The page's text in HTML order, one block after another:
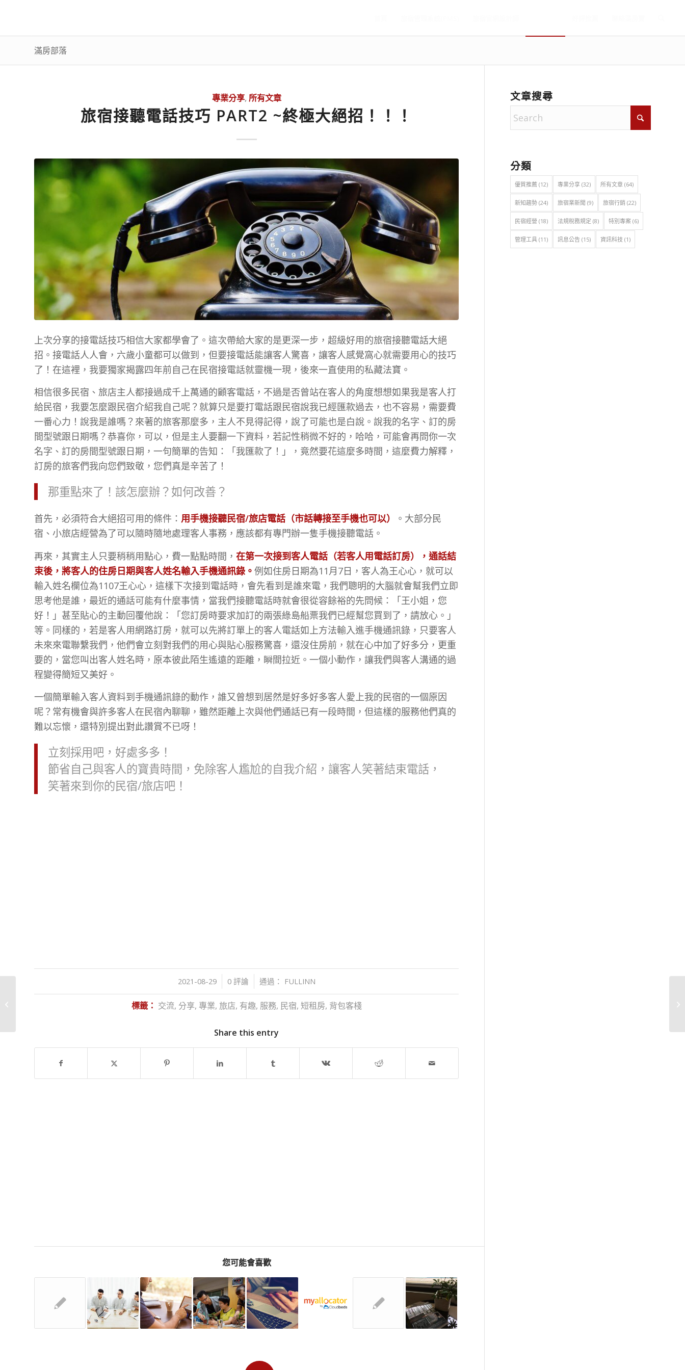
滿房部落
專業分享, 所有文章
旅宿接聽電話技巧 PART2 ~終極大絕招！！！
上次分享的接電話技巧相信大家都學會了。這次帶給大家的是更深一步，超級好用的旅宿接聽電話大絕
招。接電話人人會，六歲小童都可以做到，但要接電話能讓客人驚喜，讓客人感覺窩心就需要用心的技巧
了！在這裡，我要獨家揭露四年前自己在民宿接電話就靈機一現，後來一直使用的私藏法寶。
相信很多民宿、旅店主人都接過成千上萬通的顧客電話，不過是否曾站在客人的角度想想如果我是客人打
給民宿，我要怎麼跟民宿介紹我自己呢？就算只是要打電話跟民宿說我已經匯款過去，也不容易，需要費
一番心力！說我是誰嗎？來著的旅客那麼多，主人不見得記得，說了可能也是白說。說我的名字、訂的房
間型號跟日期嗎？恭喜你，可以，但是主人要翻一下資料，若記性稍微不好的，哈哈，可能會再問你一次
名字、訂的房間型號跟日期，一句簡單的告知：「我匯款了！」，竟然要花這麼多時間，這麼費力解釋，
訂房的旅客們我向您們致敬，您們真是辛苦了！
那重點來了！該怎麼辦？如何改善？
首先，必須符合大絕招可用的條件： 用手機接聽民宿/旅店電話（市話轉接至手機也可以）
。大部分民
宿、小旅店經營為了可以隨時隨地處理客人事務，應該都有專門辦一隻手機接聽電話。
再來，其實主人只要稍稍用點心，費一點點時間， 在第一次接到客人電話（若客人用電話訂房），通話結
束後，將客人的住房日期與客人姓名輸入手機通訊錄。 例如住房日期為11月7日，客人為王心心，就可以
輸入姓名欄位為1107王心心，這樣下次接到電話時，會先看到是誰來電，我們聰明的大腦就會幫我們立即
思考他是誰，最近的通話可能有什麼事情，當我們接聽電話時就會很從容餘裕的先問候：「王小姐，您
好！」甚至貼心的主動回覆他說：「您訂房時要求加訂的兩張綠島船票我們已經幫您買到了，請放心。」
等。同樣的，若是客人用網路訂房，就可以先將訂單上的客人電話如上方法輸入進手機通訊錄，只要客人
未來來電聯繫我們，他們會立刻對我們的用心與貼心服務驚喜，還沒住房前，就在心中加了好多分，更重
要的，當您叫出客人姓名時，原本彼此陌生遙遠的距離，瞬間拉近。一個小動作，讓我們與客人溝通的過
程變得簡短又美好。
一個簡單輸入客人資料到手機通訊錄的動作，誰又曾想到居然是好多好多客人愛上我的民宿的一個原因
呢？常有機會與許多客人在民宿內聊聊，雖然距離上次與他們通話已有一段時間，但這樣的服務他們真的
難以忘懷，還特別提出對此讚賞不已呀！
立刻採用吧，好處多多！
節省自己與客人的寶貴時間，免除客人尷尬的自我介紹，讓客人笑著結束電話，
笑著來到你的民宿/旅店吧！
2021-08-29
/ 0 評論 通過： FULLINN
標籤： 交流, 分享, 專業, 旅店, 有趣, 服務, 民宿, 短租房, 背包客棧
Share this entry
您可能會喜歡
文章搜尋
分類
優質推薦 (12) 專業分享 (32) 所有文章 (64)
新知趨勢 (24) 旅宿業新聞 (9) 旅宿行銷 (22)
民宿經營 (18) 法規稅務規定 (8) 特別專案 (6)
管理工具 (11) 訊息公告 (15) 資訊科技 (1)